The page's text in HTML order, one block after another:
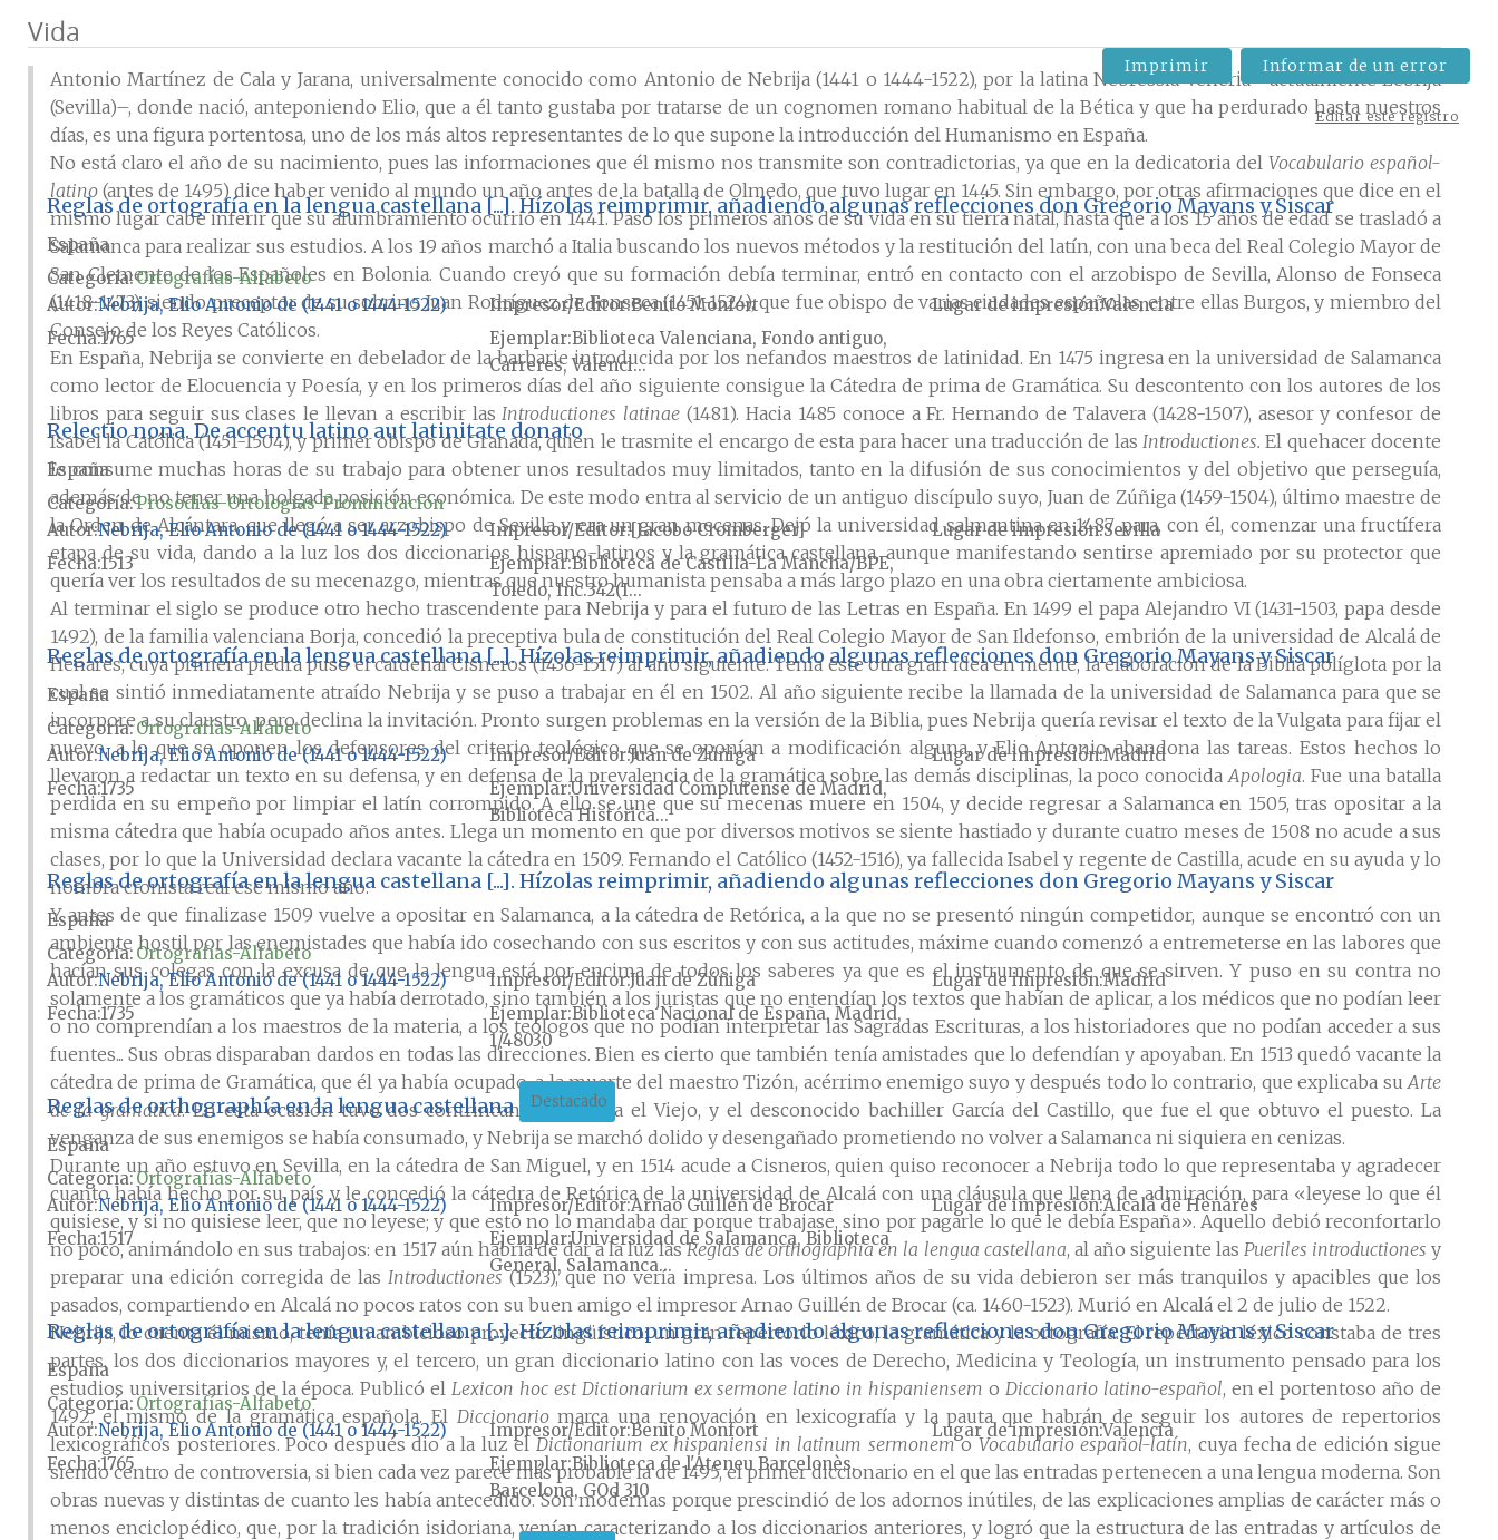
Vida
Antonio Martínez de Cala y Jarana, universalmente conocido como Antonio de Nebrija (1441 o 1444-1522), por la latina Nebressia Veneria –actualmente Lebrija
(Sevilla)–, donde nació, anteponiendo Elio, que a él tanto gustaba por tratarse de un cognomen romano habitual de la Bética y que ha perdurado hasta nuestros
días, es una figura portentosa, uno de los más altos representantes de lo que supone la introducción del Humanismo en España.
No está claro el año de su nacimiento, pues las informaciones que él mismo nos transmite son contradictorias, ya que en la dedicatoria delVocabulario español-
latino (antes de 1495) dice haber venido al mundo un año antes de la batalla de Olmedo, que tuvo lugar en 1445. Sin embargo, por otras afirmaciones que dice en el
mismo lugar cabe inferir que su alumbramiento ocurrió en 1441. Pasó los primeros años de su vida en su tierra natal, hasta que a los 15 años de edad se trasladó a
Salamanca para realizar sus estudios. A los 19 años marchó a Italia buscando los nuevos métodos y la restitución del latín, con una beca del Real Colegio Mayor de
San Clemente de los Españoles en Bolonia. Cuando creyó que su formación debía terminar, entró en contacto con el arzobispo de Sevilla, Alonso de Fonseca
(1418-1473), siendo preceptor de su sobrino Juan Rodríguez de Fonseca (1451-1524), que fue obispo de varias ciudades españolas, entre ellas Burgos, y miembro del
Consejo de los Reyes Católicos.
En España, Nebrija se convierte en debelador de la barbarie introducida por los nefandos maestros de latinidad. En 1475 ingresa en la universidad de Salamanca
como lector de Elocuencia y Poesía, y en los primeros días del año siguiente consigue la Cátedra de prima de Gramática. Su descontento con los autores de los
libros para seguir sus clases le llevan a escribir las Introductiones latinae (1481). Hacia 1485 conoce a Fr. Hernando de Talavera (1428-1507), asesor y confesor de
Isabel la Católica (1451-1504), y primer obispo de Granada, quien le trasmite el encargo de esta para hacer una traducción de las Introductiones. El quehacer docente
le consume muchas horas de su trabajo para obtener unos resultados muy limitados, tanto en la difusión de sus conocimientos y del objetivo que perseguía,
además de no tener una holgada posición económica. De este modo entra al servicio de un antiguo discípulo suyo, Juan de Zúñiga (1459-1504), último maestre de
la Orden de Alcántara, que llegó a ser arzobispo de Sevilla y era un gran mecenas. Dejó la universidad salmantina en 1487 para, con él, comenzar una fructífera
etapa de su vida, dando a la luz los dos diccionarios hispano-latinos y la gramática castellana, aunque manifestando sentirse apremiado por su protector que
quería ver los resultados de su mecenazgo, mientras que nuestro humanista pensaba a más largo plazo en una obra ciertamente ambiciosa.
Al terminar el siglo se produce otro hecho trascendente para Nebrija y para el futuro de las Letras en España. En 1499 el papa Alejandro VI (1431-1503, papa desde
1492), de la familia valenciana Borja, concedió la preceptiva bula de constitución del Real Colegio Mayor de San Ildefonso, embrión de la universidad de Alcalá de
Henares, cuya primera piedra puso el cardenal Cisneros (1436-1517) al año siguiente. Tenía este otra gran idea en mente, la elaboración de la Biblia políglota por la
cual se sintió inmediatamente atraído Nebrija y se puso a trabajar en él en 1502. Al año siguiente recibe la llamada de la universidad de Salamanca para que se
incorpore a su claustro, pero declina la invitación. Pronto surgen problemas en la versión de la Biblia, pues Nebrija quería revisar el texto de la Vulgata para fijar el
nuevo, a lo que se oponen los defensores del criterio teológico que se oponían a modificación alguna, y Elio Antonio abandona las tareas. Estos hechos lo
llevaron a redactar un texto en su defensa, y en defensa de la prevalencia de la gramática sobre las demás disciplinas, la poco conocidaApologia. Fue una batalla
perdida en su empeño por limpiar el latín corrompido. A ello se une que su mecenas muere en 1504, y decide regresar a Salamanca en 1505, tras opositar a la
misma cátedra que había ocupado años antes. Llega un momento en que por diversos motivos se siente hastiado y durante cuatro meses de 1508 no acude a sus
clases, por lo que la Universidad declara vacante la cátedra en 1509. Fernando el Católico (1452-1516), ya fallecida Isabel y regente de Castilla, acude en su ayuda y lo
nombra cronista real ese mismo año.
Y antes de que finalizase 1509 vuelve a opositar en Salamanca, a la cátedra de Retórica, a la que no se presentó ningún competidor, aunque se encontró con un
ambiente hostil por las enemistades que había ido cosechando con sus escritos y con sus actitudes, máxime cuando comenzó a entremeterse en las labores que
hacían sus colegas con la excusa de que la lengua está por encima de todos los saberes ya que es el instrumento de que se sirven. Y puso en su contra no
solamente a los gramáticos que ya había derrotado, sino también a los juristas que no entendían los textos que habían de aplicar, a los médicos que no podían leer
o no comprendían a los maestros de la materia, a los teólogos que no podían interpretar las Sagradas Escrituras, a los historiadores que no podían acceder a sus
fuentes... Sus obras disparaban dardos en todas las direcciones. Bien es cierto que también tenía amistades que lo defendían y apoyaban. En 1513 quedó vacante la
cátedra de prima de Gramática, que él ya había ocupado, a la muerte del maestro Tizón, acérrimo enemigo suyo y después todo lo contrario, que explicaba suArte
de la gramática. En esta ocasión tuvo dos contrincantes, Herrera el Viejo, y el desconocido bachiller García del Castillo, que fue el que obtuvo el puesto. La
venganza de sus enemigos se había consumado, y Nebrija se marchó dolido y desengañado prometiendo no volver a Salamanca ni siquiera en cenizas.
Durante un año estuvo en Sevilla, en la cátedra de San Miguel, y en 1514 acude a Cisneros, quien quiso reconocer a Nebrija todo lo que representaba y agradecer
cuanto había hecho por su país y le concedió la cátedra de Retórica de la universidad de Alcalá con una cláusula que llena de admiración, para «leyese lo que él
quisiese, y si no quisiese leer, que no leyese; y que esto no lo mandaba dar porque trabajase, sino por pagarle lo que le debía España». Aquello debió reconfortarlo
no poco, animándolo en sus trabajos: en 1517 aún habría de dar a la luz lasReglas de orthographía en la lengua castellana, al año siguiente las Pueriles introductiones y
preparar una edición corregida de las Introductiones(1523), que no vería impresa. Los últimos años de su vida debieron ser más tranquilos y apacibles que los
pasados, compartiendo en Alcalá no pocos ratos con su buen amigo el impresor Arnao Guillén de Brocar (ca. 1460-1523). Murió en Alcalá el 2 de julio de 1522.
Nebrija, lo cuenta él mismo, tenía un ambicioso proyecto lingüístico: un gran repertorio léxico, la gramática y la ortografía. El repertorio léxico constaba de tres
partes, los dos diccionarios mayores y, el tercero, un gran diccionario latino con las voces de Derecho, Medicina y Teología, un instrumento pensado para los
estudios universitarios de la época. Publicó el Lexicon hoc est Dictionarium ex sermone latino in hispaniensem o Diccionario latino-español, en el portentoso año de
1492, el mismo de la gramática española. El Diccionariomarca una renovación en lexicografía y la pauta que habrán de seguir los autores de repertorios
lexicográficos posteriores. Poco después dio a la luz elDictionarium ex hispaniensi in latinum sermonemoVocabulario español-latín, cuya fecha de edición sigue
siendo centro de controversia, si bien cada vez parece más probable la de 1495, el primer diccionario en el que las entradas pertenecen a una lengua moderna. Son
obras nuevas y distintas de cuanto les había antecedido. Son modernas porque prescindió de los adornos inútiles, de las explicaciones amplias de carácter más o
menos enciclopédico, que, por la tradición isidoriana, venían caracterizando a los diccionarios anteriores, y logró que la estructura de las entradas y artículos de
Imprimir Informar de un error
Editar este registro
Reglas de ortografía en la lengua castellana [...]. Hízolas reimprimir, añadiendo algunas reflecciones don Gregorio Mayans y Siscar
España
Categoría:Ortografías-Alfabeto
Autor Nebrija, Elio Antonio de (1441 o 1444-1522) Impresor/Editor Benito Monfort Lugar de impresiónValencia
Fecha1765 Ejemplar Biblioteca Valenciana, Fondo antiguo,
Carreres, Valenci...
Relectio nona. De accentu latino aut latinitate donato
España
Categoría:Prosodias-Ortologías-Pronunciación
Autor Nebrija, Elio Antonio de (1441 o 1444-1522) Impresor/Editor [Jacobo Cromberger] Lugar de impresión Sevilla
Fecha1513 Ejemplar Biblioteca de Castilla-La Mancha/BPE,
Toledo, Inc.342(I...
Reglas de ortografía en la lengua castellana [...]. Hízolas reimprimir, añadiendo algunas reflecciones don Gregorio Mayans y Siscar
España
Categoría:Ortografías-Alfabeto
Autor Nebrija, Elio Antonio de (1441 o 1444-1522) Impresor/EditorJuan de Zúñiga Lugar de impresión Madrid
Fecha1735 EjemplarUniversidad Complutense de Madrid,
Biblioteca Histórica...
Reglas de ortografía en la lengua castellana [...]. Hízolas reimprimir, añadiendo algunas reflecciones don Gregorio Mayans y Siscar
España
Categoría: Ortografías-Alfabeto
Autor Nebrija, Elio Antonio de (1441 o 1444-1522) Impresor/EditorJuan de Zúñiga Lugar de impresión Madrid
Fecha1735 Ejemplar Biblioteca Nacional de España, Madrid,
1/48030
Reglas de orthographía en la lengua castellana Destacado
España
Categoría:Ortografías-Alfabeto
Autor Nebrija, Elio Antonio de (1441 o 1444-1522) Impresor/Editor Arnao Guillén de Brocar Lugar de impresión Alcalá de Henares
Fecha1517 EjemplarUniversidad de Salamanca, Biblioteca
General, Salamanca...
Reglas de ortografía en la lengua castellana [...]. Hízolas reimprimir, añadiendo algunas reflecciones don Gregorio Mayans y Siscar
España
Categoría: Ortografías-Alfabeto
Autor Nebrija, Elio Antonio de (1441 o 1444-1522) Impresor/Editor Benito Monfort Lugar de impresiónValencia
Fecha1765 Ejemplar Biblioteca de l'Ateneu Barcelonès,
Barcelona, GOd 310